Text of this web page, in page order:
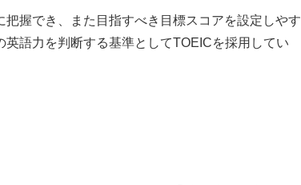
握でき、また目指すべき目標スコアを設定しやす
語力を判断する基準としてTOEICを採用してい